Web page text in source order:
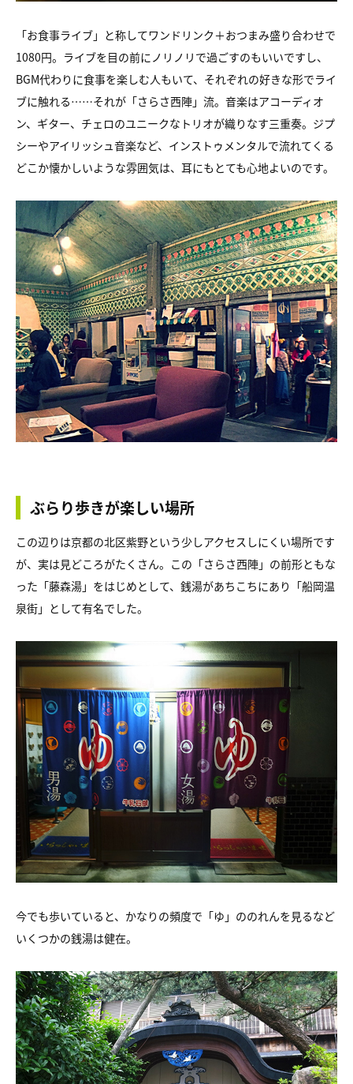
「お食事ライブ」と称してワンドリンク＋おつまみ盛り合わせで
1080円。ライブを目の前にノリノリで過ごすのもいいですし、
BGM代わりに食事を楽しむ人もいて、それぞれの好きな形でライ
ブに触れる……それが「さらさ西陣」流。音楽はアコーディオ
ン、ギター、チェロのユニークなトリオが織りなす三重奏。ジプ
シーやアイリッシュ音楽など、インストゥメンタルで流れてくる
どこか懐かしいような雰囲気は、耳にもとても心地よいのです。
ぶらり歩きが楽しい場所
この辺りは京都の北区紫野という少しアクセスしにくい場所です
が、実は見どころがたくさん。この「さらさ西陣」の前形ともな
った「藤森湯」をはじめとして、銭湯があちこちにあり「船岡温
泉街」として有名でした。
今でも歩いていると、かなりの頻度で「ゆ」ののれんを見るなど
いくつかの銭湯は健在。